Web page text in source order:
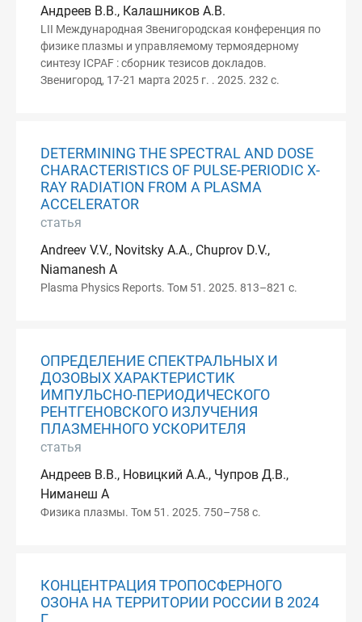
Андреев В.В., Калашников А.В.
LII Международная Звенигородская конференция по
физике плазмы и управляемому термоядерному
синтезу ICPAF : сборник тезисов докладов.
Звенигород, 17-21 марта 2025 г. . 2025. 232 с.
DETERMINING THE SPECTRAL AND DOSE
CHARACTERISTICS OF PULSE-PERIODIC X-
RAY RADIATION FROM A PLASMA
ACCELERATOR
статья
Andreev V.V., Novitsky A.A., Chuprov D.V.,
Niamanesh A
Plasma Physics Reports. Том 51. 2025. 813–821 с.
ОПРЕДЕЛЕНИЕ СПЕКТРАЛЬНЫХ И
ДОЗОВЫХ ХАРАКТЕРИСТИК
ИМПУЛЬСНО-ПЕРИОДИЧЕСКОГО
РЕНТГЕНОВСКОГО ИЗЛУЧЕНИЯ
ПЛАЗМЕННОГО УСКОРИТЕЛЯ
статья
Андреев В.В., Новицкий А.А., Чупров Д.В.,
Ниманеш А
Физика плазмы. Том 51. 2025. 750–758 с.
КОНЦЕНТРАЦИЯ ТРОПОСФЕРНОГО
ОЗОНА НА ТЕРРИТОРИИ РОССИИ В 2024